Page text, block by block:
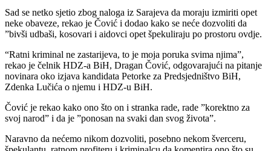
Sad se netko sjetio zbog naloga iz Sarajeva da moraju izmiriti opet
neke obaveze, rekao je Čović i dodao kako se neće dozvoliti da
”bivši udbaši, kosovari i aidovci opet špekuliraju po prostoru ovdje.
“Ratni kriminal ne zastarijeva, to je moja poruka svima njima”,
rekao je čelnik HDZ-a BiH, Dragan Čović, odgovarajući na pitanje
novinara oko izjava kandidata Petorke za Predsjedništvo BiH,
Zdenka Lučića o njemu i HDZ-u BiH.
Čović je rekao kako ono što on i stranka rade, rade ”korektno za
svoj narod” i da je ”ponosan na svaki dan svog života”.
Naravno da nećemo nikom dozvoliti, posebno nekom šverceru,